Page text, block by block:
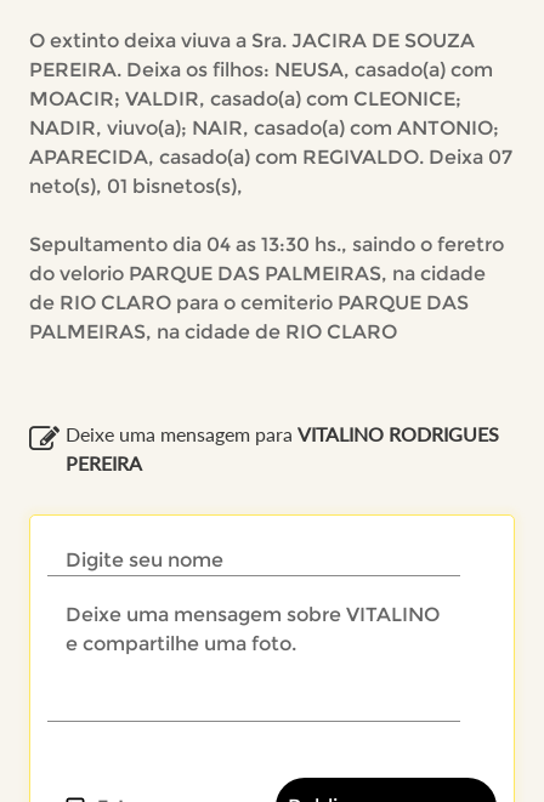
O extinto deixa viuva a Sra. JACIRA DE SOUZA
PEREIRA. Deixa os filhos: NEUSA, casado(a) com
MOACIR; VALDIR, casado(a) com CLEONICE;
NADIR, viuvo(a); NAIR, casado(a) com ANTONIO;
APARECIDA, casado(a) com REGIVALDO. Deixa 07
neto(s), 01 bisnetos(s),
Sepultamento dia 04 as 13:30 hs., saindo o feretro
do velorio PARQUE DAS PALMEIRAS, na cidade
de RIO CLARO para o cemiterio PARQUE DAS
PALMEIRAS, na cidade de RIO CLARO
Deixe uma mensagem para VITALINO RODRIGUES
PEREIRA